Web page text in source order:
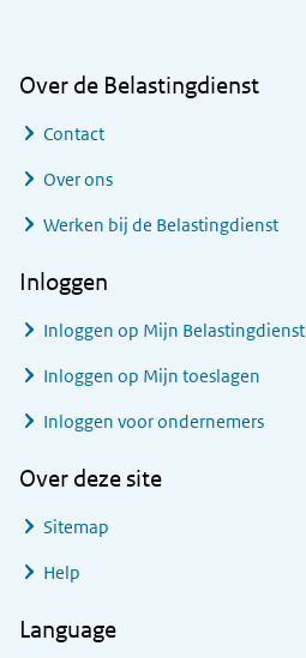
Over de Belastingdienst
Contact
Over ons
Werken bij de Belastingdienst
Inloggen
Inloggen op Mijn Belastingdienst
Inloggen op Mijn toeslagen
Inloggen voor ondernemers
Over deze site
Sitemap
Help
Language